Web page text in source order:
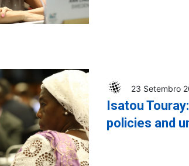
23 Setembro
Isatou
policies and